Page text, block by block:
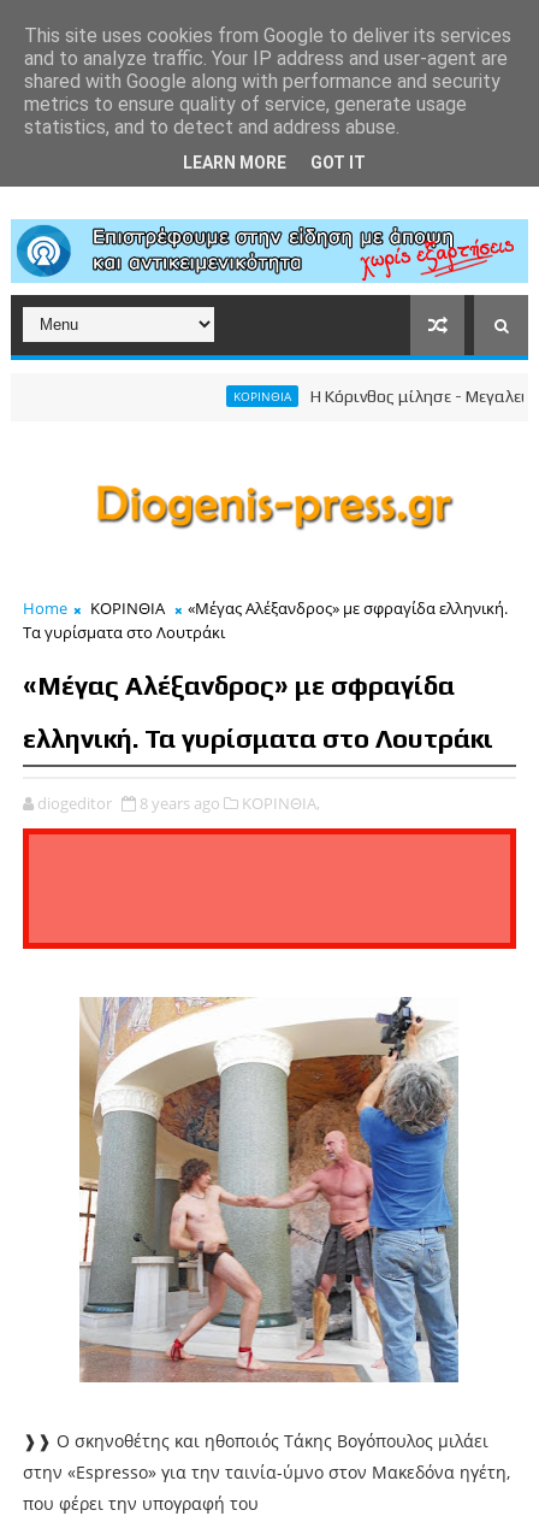
ΚΟΡΙΝΘΙΑ Η Κόρινθος μίλησε - Μεγαλειώδης
Home ΚΟΡΙΝΘΙΑ
«Μέγας Αλέξανδρος» με σφραγίδα ελληνική.
Τα γυρίσματα στο Λουτράκι
«Μέγας Αλέξανδρος» με σφραγίδα
ελληνική. Τα γυρίσματα στο Λουτράκι
diogeditor 8 years ago ΚΟΡΙΝΘΙΑ,
❱❱ Ο σκηνοθέτης και ηθοποιός Τάκης Βογόπουλος μιλάει
στην «Espresso» για την ταινία-ύμνο στον Μακεδόνα ηγέτη,
που φέρει την υπογραφή του
This site uses cookies from Google to deliver its services
and to analyze traffic. Your IP address and user-agent are
shared with Google along with performance and security
metrics to ensure quality of service, generate usage
statistics, and to detect and address abuse.
LEARN MORE GOT IT